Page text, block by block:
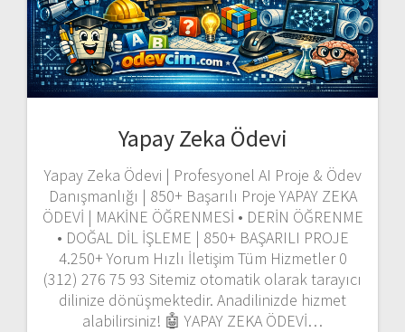
Yapay Zeka Ödevi
Yapay Zeka Ödevi | Profesyonel AI Proje & Ödev
Danışmanlığı | 850+ Başarılı Proje YAPAY ZEKA
ÖDEVİ | MAKİNE ÖĞRENMESİ • DERİN ÖĞRENME
• DOĞAL DİL İŞLEME | 850+ BAŞARILI PROJE
4.250+ Yorum Hızlı İletişim Tüm Hizmetler 0
(312) 276 75 93 Sitemiz otomatik olarak tarayıcı
dilinize dönüşmektedir. Anadilinizde hizmet
alabilirsiniz! 🤖 YAPAY ZEKA ÖDEVİ…